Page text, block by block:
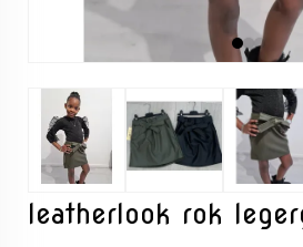
leatherlook rok